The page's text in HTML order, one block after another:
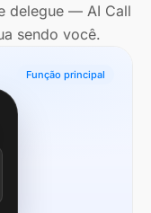
delegue — AI Call
sendo você.
Função principal